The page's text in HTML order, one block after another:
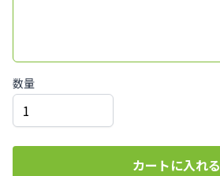
数量
カートに入れる